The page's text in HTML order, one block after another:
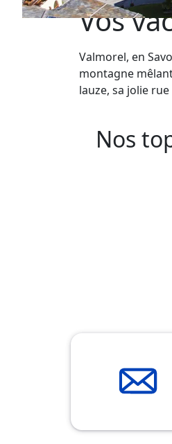
Vos
Valmorel, en
montagne
lauze, sa jolie
Nos